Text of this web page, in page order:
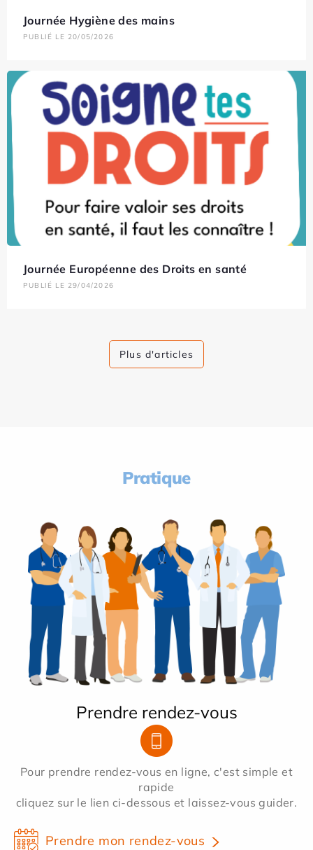
Journée Hygiène des mains
PUBLIÉ LE 20/05/2026
Journée Européenne des Droits en santé
PUBLIÉ LE 29/04/2026
Plus d'articles
Pratique
Prendre rendez-vous
Pour prendre rendez-vous en ligne, c'est simple et
rapide
cliquez sur le lien ci-dessous et laissez-vous guider.
Prendre mon rendez-vous